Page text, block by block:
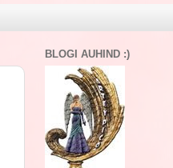
BLOGI AUHIND :)